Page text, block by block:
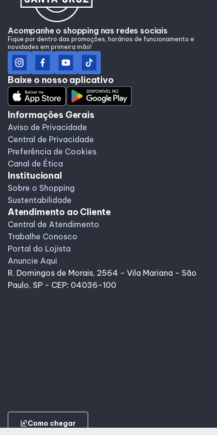
Entretenimento
Cinema
Teatro
Fique por dentro
Eventos
Lojas e Restaurantes
Lojas
Alimentação
Programa de benefícios
Acompanhe o shopping nas redes sociais
Fique por dentro das promoções, horários de funcionamento e
novidades em primeira mão!
Baixe o nosso aplicativo
Informações Gerais
Aviso de Privacidade
Central de Privacidade
Preferência de Cookies
Canal de Ética
Institucional
Sobre o Shopping
Sustentabilidade
Atendimento ao Cliente
Central de Atendimento
Trabalhe Conosco
Portal do Lojista
Anuncie Aqui
R. Domingos de Morais, 2564 - Vila Mariana - São
Paulo, SP - CEP: 04036-100
ungroupComo chegar